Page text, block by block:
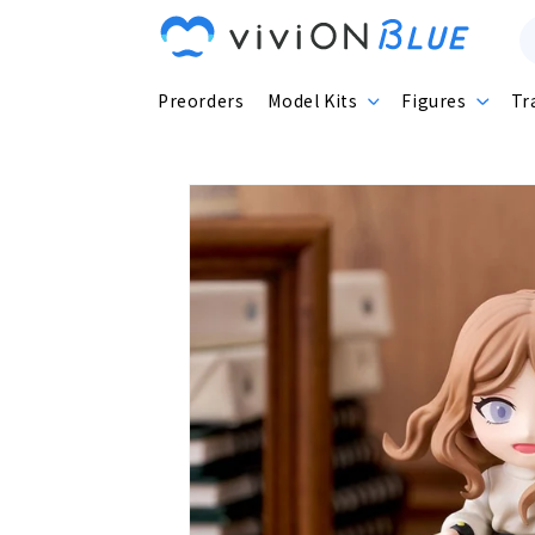
Preorders Model Kits Figures
Skip to
product
information